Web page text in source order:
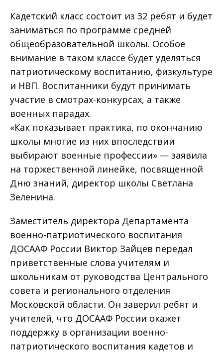
Кадетский класс состоит из 32 ребят и будет
заниматься по программе средней
общеобразовательной школы. Особое
внимание в таком классе будет уделяться
патриотическому воспитанию, физкультуре
и НВП. Воспитанники будут принимать
участие в смотрах-конкурсах, а также
военных парадах.
«Как показывает практика, по окончанию
школы многие из них впоследствии
выбирают военные профессии» — заявила
на торжественной линейке, посвященной
Дню знаний, директор школы Светлана
Зеленина.
Заместитель директора Департамента
военно-патриотического воспитания
ДОСААФ России Виктор Зайцев передал
приветственные слова учителям и
школьникам от руководства Центрального
совета и регионального отделения
Московской области. Он заверил ребят и
учителей, что ДОСААФ России окажет
поддержку в организации военно-
патриотического воспитания кадетов и